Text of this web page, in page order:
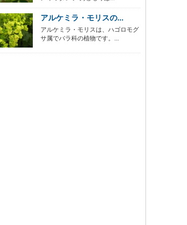
アルケミラ・モリスの...
アルケミラ・モリスは、ハゴロモグ
サ属でバラ科の植物です。...